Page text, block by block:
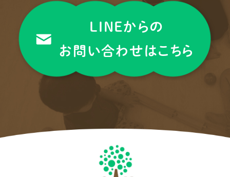
LINEからの
お問い合わせはこちら